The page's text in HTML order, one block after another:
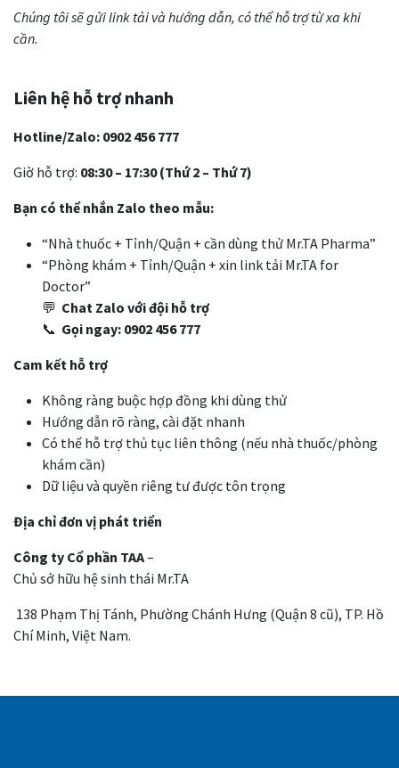
Chúng tôi sẽ gửi link tải và hướng dẫn, có thể hỗ trợ từ xa khi
cần.
Liên hệ hỗ trợ nhanh
Hotline/Zalo: 0902 456 777
Giờ hỗ trợ: 08:30 – 17:30 (Thứ 2 – Thứ 7)
Bạn có thể nhắn Zalo theo mẫu:
“Nhà thuốc + Tỉnh/Quận + cần dùng thử Mr.TA Pharma”
“Phòng khám + Tỉnh/Quận + xin link tải Mr.TA for
Doctor”
💬 Chat Zalo với đội hỗ trợ
📞 Gọi ngay: 0902 456 777
Cam kết hỗ trợ
Không ràng buộc hợp đồng khi dùng thử
Hướng dẫn rõ ràng, cài đặt nhanh
Có thể hỗ trợ thủ tục liên thông (nếu nhà thuốc/phòng
khám cần)
Dữ liệu và quyền riêng tư được tôn trọng
Địa chỉ đơn vị phát triển
Công ty Cổ phần TAA–
Chủ sở hữu hệ sinh thái Mr.TA
138 Phạm Thị Tánh, Phường Chánh Hưng (Quận 8 cũ), TP. Hồ
Chí Minh, Việt Nam.